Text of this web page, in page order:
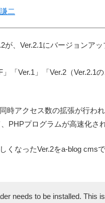
二
、Ver.2.1にバージョンアッ
「Ver.1」「Ver.2（Ver.2.1
時アクセス数の拡張が行われ
PHPプログラムが高速化さ
くなったVer.2をa-blog
needs to be installed. This